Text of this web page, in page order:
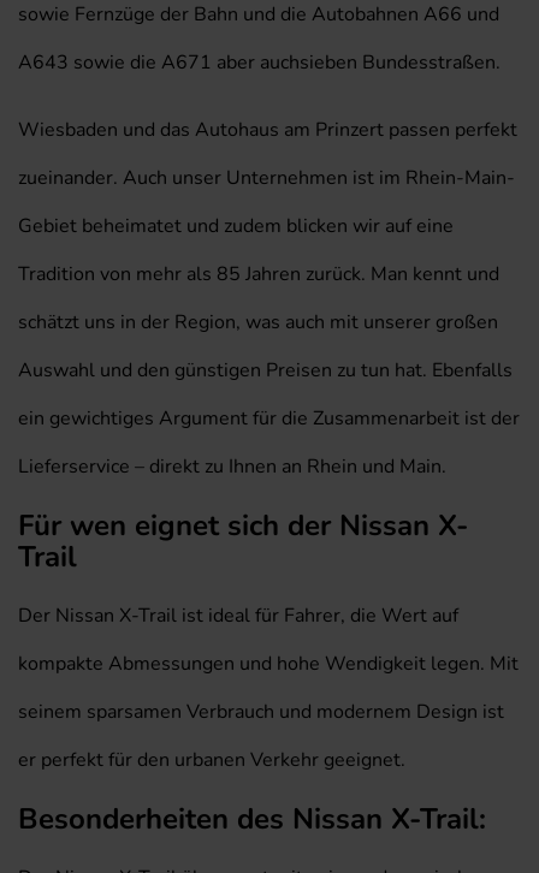
sowie Fernzüge der Bahn und die Autobahnen A66 und
A643 sowie die A671 aber auchsieben Bundesstraßen.
Wiesbaden und das Autohaus am Prinzert passen perfekt
zueinander. Auch unser Unternehmen ist im Rhein-Main-
Gebiet beheimatet und zudem blicken wir auf eine
Tradition von mehr als 85 Jahren zurück. Man kennt und
schätzt uns in der Region, was auch mit unserer großen
Auswahl und den günstigen Preisen zu tun hat. Ebenfalls
ein gewichtiges Argument für die Zusammenarbeit ist der
Lieferservice – direkt zu Ihnen an Rhein und Main.
Für wen eignet sich der Nissan X-
Trail
Der Nissan X-Trail ist ideal für Fahrer, die Wert auf
kompakte Abmessungen und hohe Wendigkeit legen. Mit
seinem sparsamen Verbrauch und modernem Design ist
er perfekt für den urbanen Verkehr geeignet.
Besonderheiten des Nissan X-Trail: